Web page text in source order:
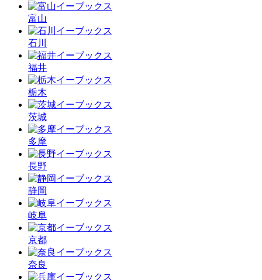
富山
石川
福井
栃木
茨城
多摩
長野
静岡
岐阜
京都
奈良